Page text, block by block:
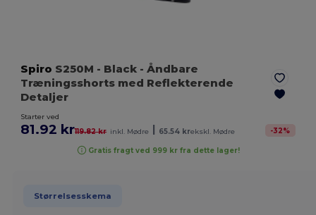
Spiro S250M - Black - Åndbare
Træningsshorts med Reflekterende
Detaljer
Starter ved
81.92 kr119.82 kr inkl. Mødre 65.54 krekskl. Mødre -32%
Gratis fragt ved 999 kr fra dette lager!
Størrelsesskema